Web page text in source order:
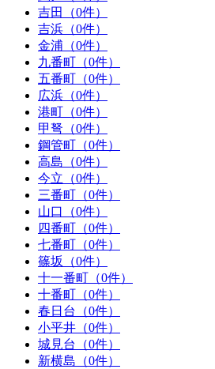
吉田（0件）
吉浜（0件）
金浦（0件）
九番町（0件）
五番町（0件）
広浜（0件）
港町（0件）
甲弩（0件）
鋼管町（0件）
高島（0件）
今立（0件）
三番町（0件）
山口（0件）
四番町（0件）
七番町（0件）
篠坂（0件）
十一番町（0件）
十番町（0件）
春日台（0件）
小平井（0件）
城見台（0件）
新横島（0件）